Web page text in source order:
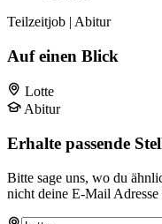
Teilzeitjob | Abitur
Auf einen Blick
Lotte
Abitur
Erhalte passende
Bitte sage uns, wo du
nicht deine E-Mail Adresse